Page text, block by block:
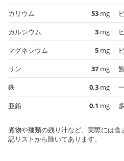
カリウム
53 mg
カルシウム
3 mg
マグネシウム
5 mg
リン
37 mg
鉄
0.3 mg
亜鉛
0.1 mg
煮物や麺類の残り汁など、実際には
記リストから除いてあります。